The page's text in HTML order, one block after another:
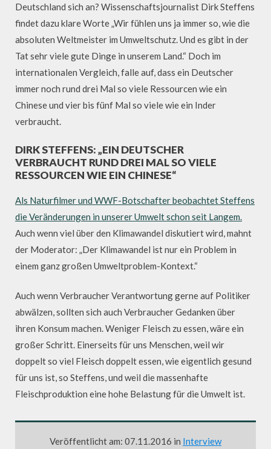
Deutschland sich an? Wissenschaftsjournalist Dirk Steffens
findet dazu klare Worte „Wir fühlen uns ja immer so, wie die
absoluten Weltmeister im Umweltschutz. Und es gibt in der
Tat sehr viele gute Dinge in unserem Land.“ Doch im
internationalen Vergleich, falle auf, dass ein Deutscher
immer noch rund drei Mal so viele Ressourcen wie ein
Chinese und vier bis fünf Mal so viele wie ein Inder
verbraucht.
DIRK STEFFENS: „EIN DEUTSCHER
VERBRAUCHT RUND DREI MAL SO VIELE
RESSOURCEN WIE EIN CHINESE“
Als Naturfilmer und WWF-Botschafter beobachtet Steffens
die Veränderungen in unserer Umwelt schon seit Langem.
Auch wenn viel über den Klimawandel diskutiert wird, mahnt
der Moderator: „Der Klimawandel ist nur ein Problem in
einem ganz großen Umweltproblem-Kontext.“
Auch wenn Verbraucher Verantwortung gerne auf Politiker
abwälzen, sollten sich auch Verbraucher Gedanken über
ihren Konsum machen. Weniger Fleisch zu essen, wäre ein
großer Schritt. Einerseits für uns Menschen, weil wir
doppelt so viel Fleisch doppelt essen, wie eigentlich gesund
für uns ist, so Steffens, und weil die massenhafte
Fleischproduktion eine hohe Belastung für die Umwelt ist.
Veröffentlicht am: 07.11.2016 in Interview